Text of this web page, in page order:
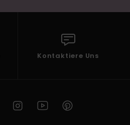
Kontaktiere Uns